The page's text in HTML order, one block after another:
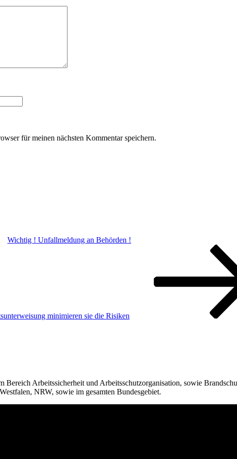
für meinen nächsten Kommentar speichern.
Wichtig ! Unfallmeldung an Behörden !
minimieren sie die Risiken
Bereich Arbeitssicherheit und Arbeitsschutzorganisation, sowie
NRW, sowie im gesamten Bundesgebiet.